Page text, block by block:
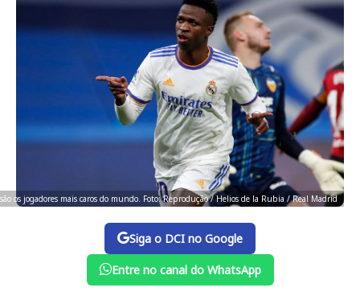
os jogadores mais caros do mundo. Foto: Reprodução / Helios de la Rubia / Real Madrid
Siga o DCI no Google
Entre no canal do WhatsApp